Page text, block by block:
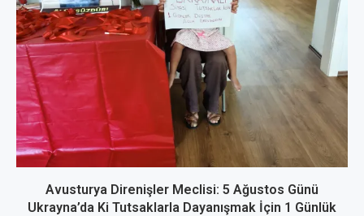
Avusturya Direnişler Meclisi: 5 Ağustos Günü
Ukrayna’da Ki Tutsaklarla Dayanışmak İçin 1 Günlük